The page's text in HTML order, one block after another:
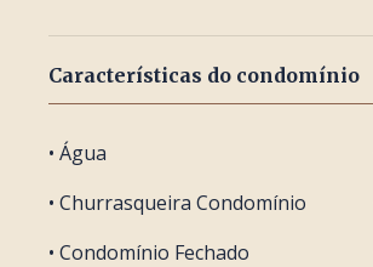
Características do condomínio
• Água
• Churrasqueira Condomínio
• Condomínio Fechado